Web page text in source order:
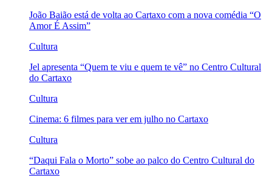
João Baião está de volta ao Cartaxo com a nova comédia “O
Amor É Assim”
Cultura
Jel apresenta “Quem te viu e quem te vê” no Centro Cultural
do Cartaxo
Cultura
Cinema: 6 filmes para ver em julho no Cartaxo
Cultura
“Daqui Fala o Morto” sobe ao palco do Centro Cultural do
Cartaxo